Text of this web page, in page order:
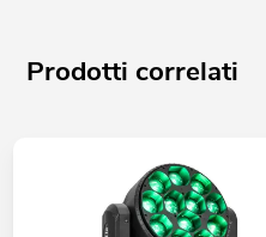
Prodotti correlati